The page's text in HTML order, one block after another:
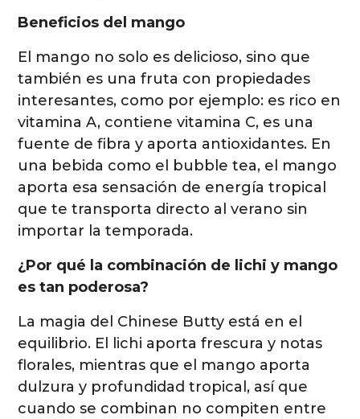
Beneficios del mango
El mango no solo es delicioso, sino que
también es una fruta con propiedades
interesantes, como por ejemplo: es rico en
vitamina A, contiene vitamina C, es una
fuente de fibra y aporta antioxidantes. En
una bebida como el bubble tea, el mango
aporta esa sensación de energía tropical
que te transporta directo al verano sin
importar la temporada.
¿Por qué la combinación de lichi y mango
es tan poderosa?
La magia del Chinese Butty está en el
equilibrio. El lichi aporta frescura y notas
florales, mientras que el mango aporta
dulzura y profundidad tropical, así que
cuando se combinan no compiten entre